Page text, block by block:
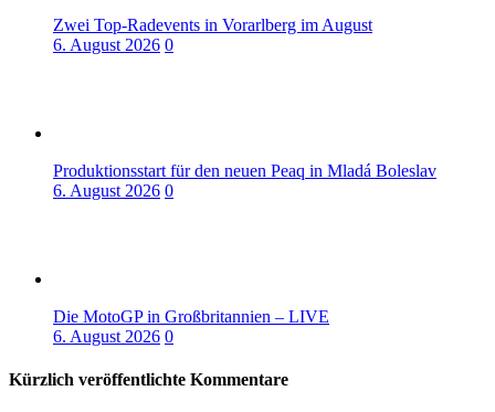
Zwei Top-Radevents in Vorarlberg im August
6. August 2026 0
Produktionsstart für den neuen Peaq in Mladá Boleslav
6. August 2026 0
Die MotoGP in Großbritannien – LIVE
6. August 2026 0
Kürzlich veröffentlichte Kommentare